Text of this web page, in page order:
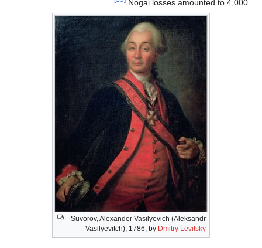
Nogai losses amounted to 4,000.
Suvorov, Alexander Vasilyevich (Aleksandr
Vasilyevitch); 1786; by Dmitry Levitsky